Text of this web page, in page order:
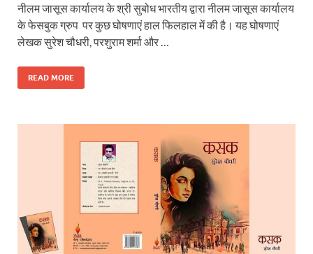
नीलम जासूस कार्यालय के श्री सुबोध भारतीय द्वारा नीलम जासूस कार्यालय
के फेसबुक ग्रुप पर कुछ घोषणाएं हाल फिलहाल में की है। यह घोषणाएं
लेखक सुरेश चौधरी, परशुराम शर्मा और …
READ MORE